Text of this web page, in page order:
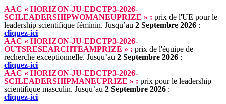
AAC « HORIZON-JU-EDCTP3-2026-
SCILEADERSHIPWOMANEUPRIZE » : prix de l'UE pour le
leadership scientifique féminin. Jusqu’au 2 Septembre 2026 :
cliquez-ici
AAC « HORIZON-JU-EDCTP3-2026-
OUTSRESEARCHTEAMPRIZE » : prix de l'équipe de
recherche exceptionnelle. Jusqu’au 2 Septembre 2026 :
cliquez-ici
AAC « HORIZON-JU-EDCTP3-2026-
SCILEADERSHIPMANEUPRIZE » : prix pour le leadership
scientifique masculin. Jusqu’au 2 Septembre 2026 :
cliquez-ici